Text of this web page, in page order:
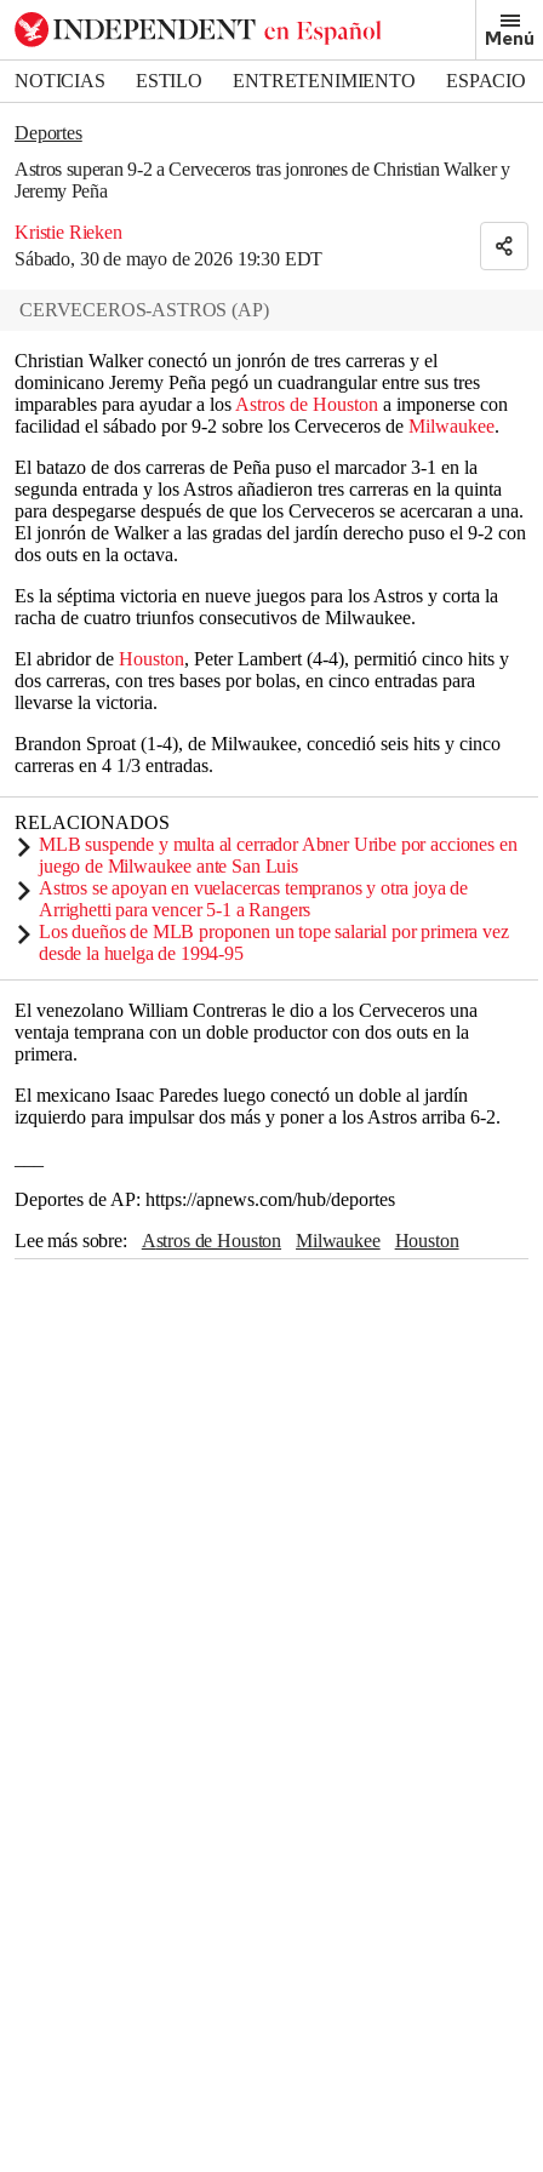
Menú
NOTICIAS ESTILO ENTRETENIMIENTO
ESPACIO
DEPORTES
Deportes
Astros superan 9-2 a Cerveceros tras jonrones de Christian Walker y
Jeremy Peña
Kristie Rieken
Sábado, 30 de mayo de 2026 19:30 EDT
Bookmark popover
Removed from bookmarks
Close popover
CERVECEROS-ASTROS (AP)
Christian Walker conectó un jonrón de tres carreras y el
dominicano Jeremy Peña pegó un cuadrangular entre sus tres
imparables para ayudar a los Astros de Houston a imponerse con
facilidad el sábado por 9-2 sobre los Cerveceros de Milwaukee.
El batazo de dos carreras de Peña puso el marcador 3-1 en la
segunda entrada y los Astros añadieron tres carreras en la quinta
para despegarse después de que los Cerveceros se acercaran a una.
El jonrón de Walker a las gradas del jardín derecho puso el 9-2 con
dos outs en la octava.
Es la séptima victoria en nueve juegos para los Astros y corta la
racha de cuatro triunfos consecutivos de Milwaukee.
El abridor de Houston, Peter Lambert (4-4), permitió cinco hits y
dos carreras, con tres bases por bolas, en cinco entradas para
llevarse la victoria.
Brandon Sproat (1-4), de Milwaukee, concedió seis hits y cinco
carreras en 4 1/3 entradas.
RELACIONADOS
MLB suspende y multa al cerrador Abner Uribe por acciones en
juego de Milwaukee ante San Luis
Astros se apoyan en vuelacercas tempranos y otra joya de
Arrighetti para vencer 5-1 a Rangers
Los dueños de MLB proponen un tope salarial por primera vez
desde la huelga de 1994-95
El venezolano William Contreras le dio a los Cerveceros una
ventaja temprana con un doble productor con dos outs en la
primera.
El mexicano Isaac Paredes luego conectó un doble al jardín
izquierdo para impulsar dos más y poner a los Astros arriba 6-2.
Deportes de AP: https://apnews.com/hub/deportes
Lee más sobre
Astros de Houston Milwaukee Houston